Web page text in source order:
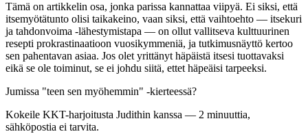
Tämä on artikkelin osa, jonka parissa kannattaa viipyä. Ei siksi, että
itsemyötätunto olisi taikakeino, vaan siksi, että vaihtoehto — itsekuri
ja tahdonvoima -lähestymistapa — on ollut vallitseva kulttuurinen
resepti prokrastinaatioon vuosikymmeniä, ja tutkimusnäyttö kertoo
sen pahentavan asiaa. Jos olet yrittänyt häpäistä itsesi tuottavaksi
eikä se ole toiminut, se ei johdu siitä, ettet häpeäisi tarpeeksi.
Jumissa "teen sen myöhemmin" -kierteessä?
Kokeile KKT-harjoitusta Judithin kanssa — 2 minuuttia,
sähköpostia ei tarvita.